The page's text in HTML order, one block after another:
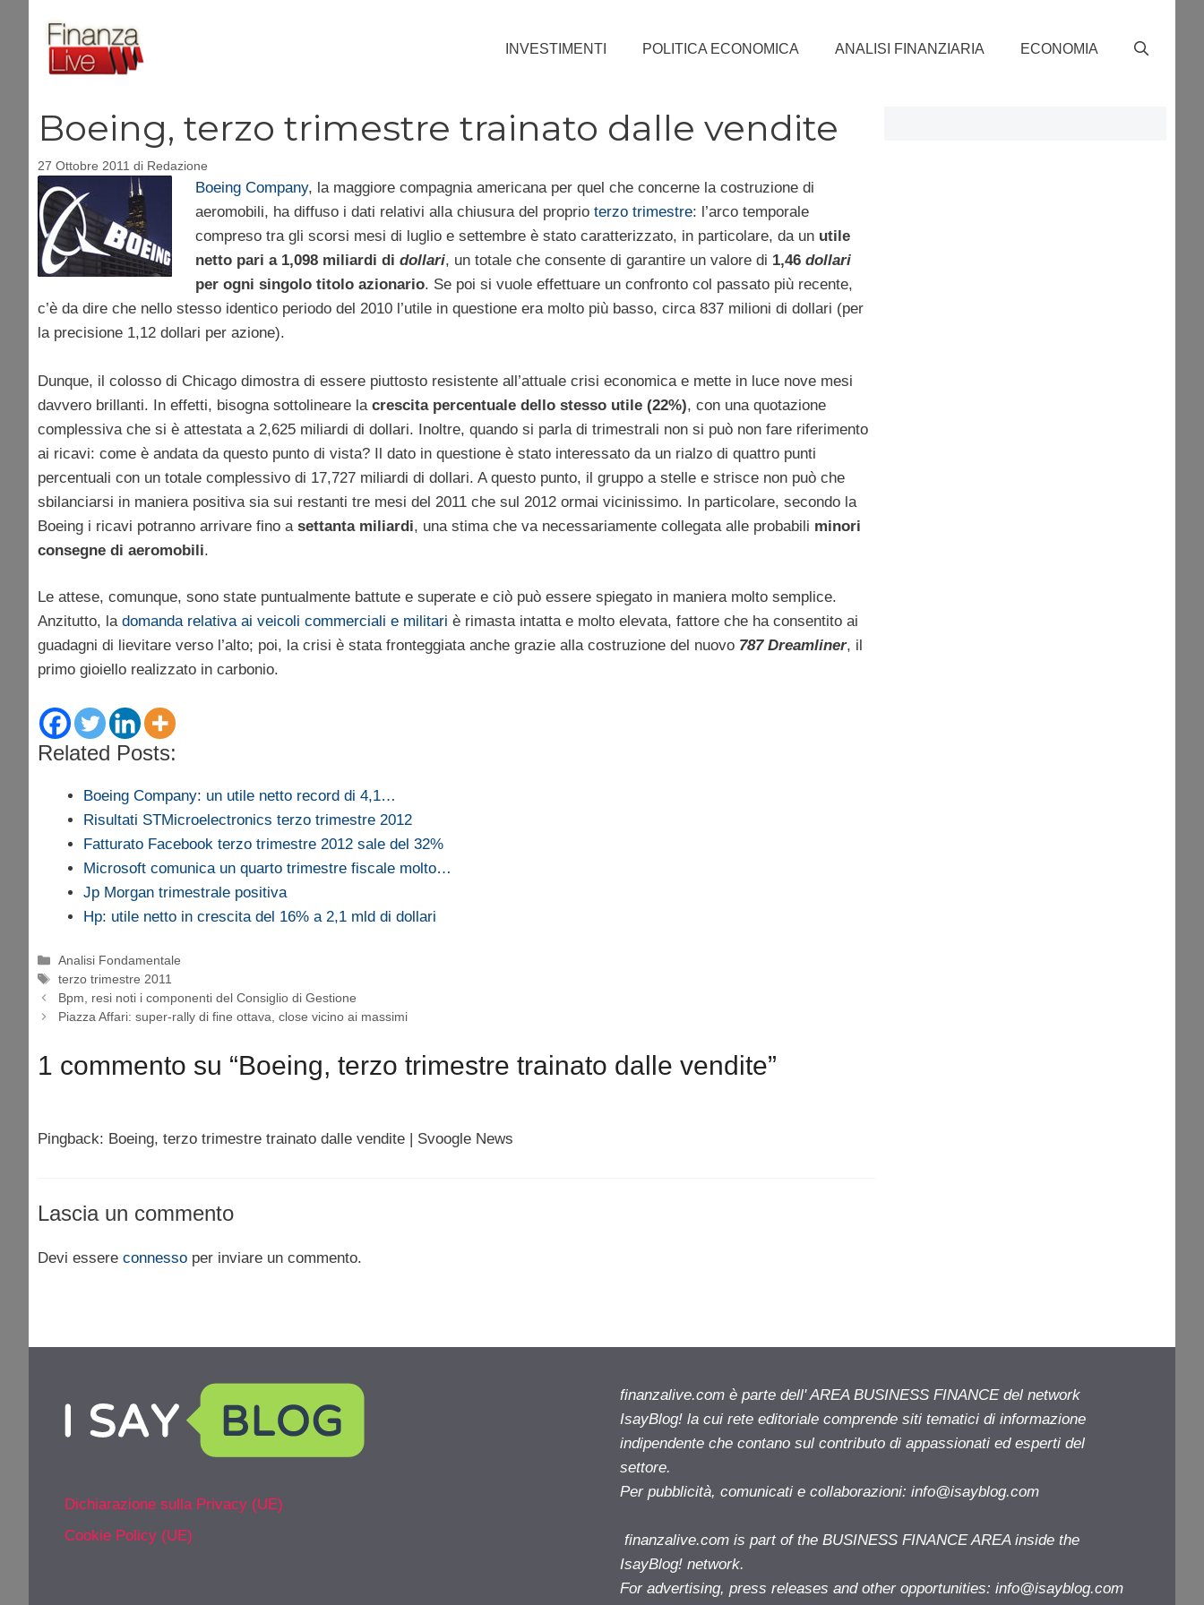
contenuto
INVESTIMENTI POLITICA ECONOMICA ANALISI FINANZIARIA ECONOMIA
Boeing, terzo trimestre trainato dalle vendite
27 Ottobre 2011 di Redazione
Boeing Company, la maggiore compagnia americana per quel che concerne la costruzione di
aeromobili, ha diffuso i dati relativi alla chiusura del proprio terzo trimestre: l’arco temporale
compreso tra gli scorsi mesi di luglio e settembre è stato caratterizzato, in particolare, da un utile
netto pari a 1,098 miliardi di dollari, un totale che consente di garantire un valore di 1,46 dollari
per ogni singolo titolo azionario. Se poi si vuole effettuare un confronto col passato più recente,
c’è da dire che nello stesso identico periodo del 2010 l’utile in questione era molto più basso, circa 837 milioni di dollari (per
la precisione 1,12 dollari per azione).
Dunque, il colosso di Chicago dimostra di essere piuttosto resistente all’attuale crisi economica e mette in luce nove mesi
davvero brillanti. In effetti, bisogna sottolineare la crescita percentuale dello stesso utile (22%), con una quotazione
complessiva che si è attestata a 2,625 miliardi di dollari. Inoltre, quando si parla di trimestrali non si può non fare riferimento
ai ricavi: come è andata da questo punto di vista? Il dato in questione è stato interessato da un rialzo di quattro punti
percentuali con un totale complessivo di 17,727 miliardi di dollari. A questo punto, il gruppo a stelle e strisce non può che
sbilanciarsi in maniera positiva sia sui restanti tre mesi del 2011 che sul 2012 ormai vicinissimo. In particolare, secondo la
Boeing i ricavi potranno arrivare fino a settanta miliardi, una stima che va necessariamente collegata alle probabili minori
consegne di aeromobili.
Le attese, comunque, sono state puntualmente battute e superate e ciò può essere spiegato in maniera molto semplice.
Anzitutto, la domanda relativa ai veicoli commerciali e militari è rimasta intatta e molto elevata, fattore che ha consentito ai
guadagni di lievitare verso l’alto; poi, la crisi è stata fronteggiata anche grazie alla costruzione del nuovo 787 Dreamliner, il
primo gioiello realizzato in carbonio.
Related Posts:
Boeing Company: un utile netto record di 4,1…
Risultati STMicroelectronics terzo trimestre 2012
Fatturato Facebook terzo trimestre 2012 sale del 32%
Microsoft comunica un quarto trimestre fiscale molto…
Jp Morgan trimestrale positiva
Hp: utile netto in crescita del 16% a 2,1 mld di dollari
Categorie
Analisi Fondamentale
Tag
terzo trimestre 2011
Bpm, resi noti i componenti del Consiglio di Gestione
Piazza Affari: super-rally di fine ottava, close vicino ai massimi
1 commento su “Boeing, terzo trimestre trainato dalle vendite”
Pingback: Boeing, terzo trimestre trainato dalle vendite | Svoogle News
Lascia un commento
Devi essere connesso per inviare un commento.
Dichiarazione sulla Privacy (UE)
Cookie Policy (UE)
finanzalive.com è parte dell' AREA BUSINESS FINANCE del network
IsayBlog! la cui rete editoriale comprende siti tematici di informazione
indipendente che contano sul contributo di appassionati ed esperti del
settore.
Per pubblicità, comunicati e collaborazioni: info@isayblog.com
finanzalive.com is part of the BUSINESS FINANCE AREA inside the
IsayBlog! network.
For advertising, press releases and other opportunities: info@isayblog.com